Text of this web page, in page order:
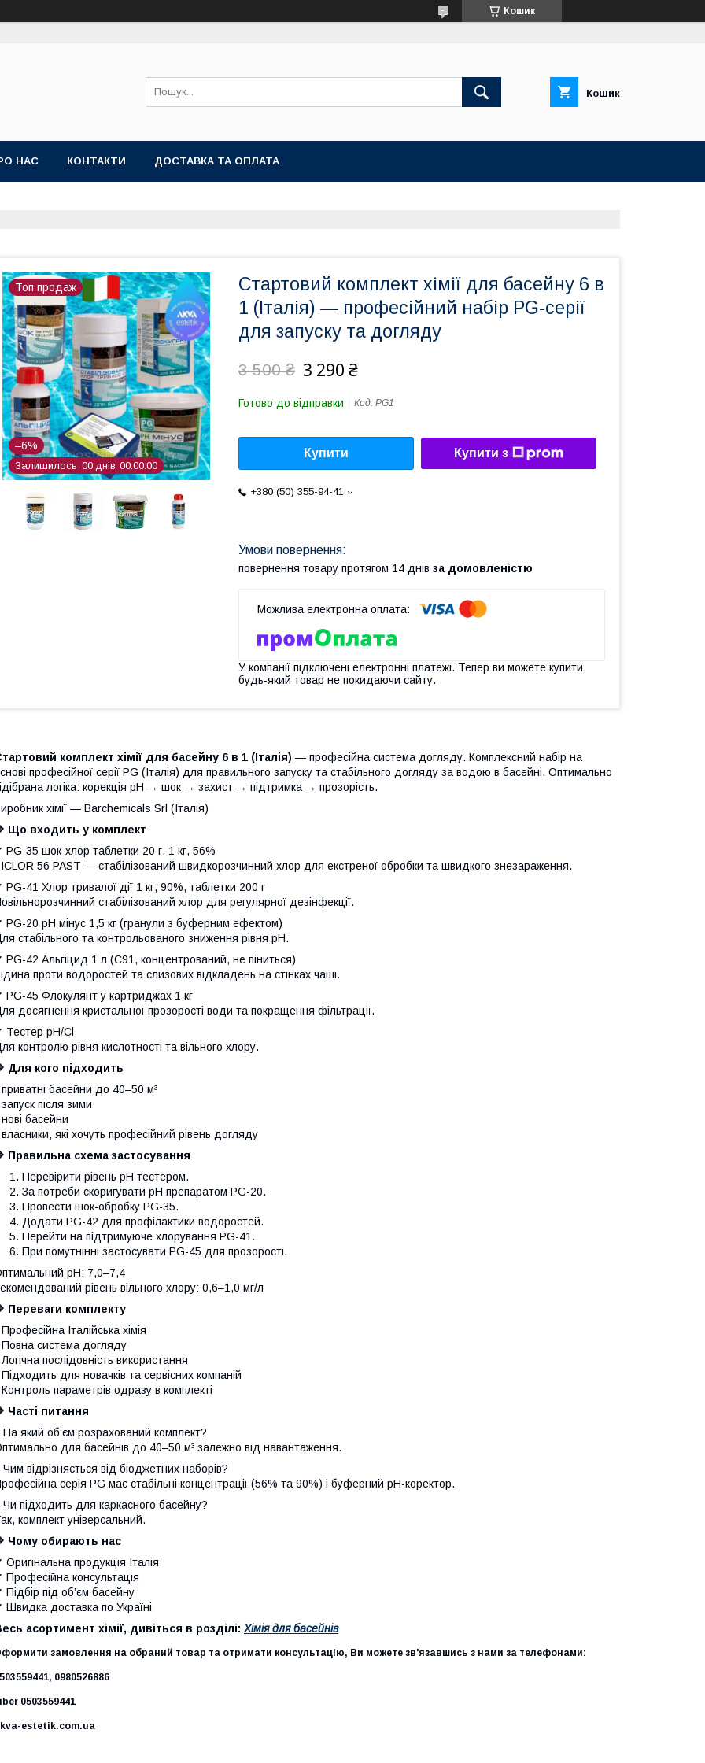
Кошик
Кошик
НАС КОНТАКТИ ДОСТАВКА ТА ОПЛАТА
Топ продаж
–6%
Залишилось 00 днів 00 00 00
Стартовий комплект хімії для басейну 6 в
1 (Італія) — професійний набір PG-серії
для запуску та догляду
3 500 ₴ 3 290 ₴
Готово до відправки Код: PG1
Купити Купити з
+380 (50) 355-94-41
повернення товару протягом 14 днів за домовленістю
У компанії підключені електронні платежі. Тепер ви можете купити
будь-який товар не покидаючи сайту.
комплект хімії для басейну 6 в 1 (Італія) — професійна система догляду. Комплексний набір на
професійної серії PG (Італія) для правильного запуску та стабільного догляду за водою в басейні. Оптимально
логіка: корекція pH → шок → захист → підтримка → прозорість.
хімії — Barchemicals Srl (Італія)
Що входить у комплект
PG-35 шок-хлор таблетки 20 г, 1 кг, 56%
56 PAST — стабілізований швидкорозчинний хлор для екстреної обробки та швидкого знезараження.
PG-41 Хлор тривалої дії 1 кг, 90%, таблетки 200 г
стабілізований хлор для регулярної дезінфекції.
PG-20 pH мінус 1,5 кг (гранули з буферним ефектом)
стабільного та контрольованого зниження рівня pH.
PG-42 Альгіцид 1 л (С91, концентрований, не піниться)
проти водоростей та слизових відкладень на стінках чаші.
PG-45 Флокулянт у картриджах 1 кг
досягнення кристальної прозорості води та покращення фільтрації.
Тестер pH/Cl
контролю рівня кислотності та вільного хлору.
Для кого підходить
приватні басейни до 40–50 м³
запуск після зими
нові басейни
власники, які хочуть професійний рівень догляду
Правильна схема застосування
Перевірити рівень pH тестером.
За потреби скоригувати pH препаратом PG-20.
Провести шок-обробку PG-35.
Додати PG-42 для профілактики водоростей.
Перейти на підтримуюче хлорування PG-41.
При помутнінні застосувати PG-45 для прозорості.
pH: 7,0–7,4
рівень вільного хлору: 0,6–1,0 мг/л
Переваги комплекту
Професійна Італійська хімія
Повна система догляду
Логічна послідовність використання
Підходить для новачків та сервісних компаній
Контроль параметрів одразу в комплекті
Часті питання
На який об’єм розрахований комплект?
для басейнів до 40–50 м³ залежно від навантаження.
Чим відрізняється від бюджетних наборів?
серія PG має стабільні концентрації (56% та 90%) і буферний pH-коректор.
Чи підходить для каркасного басейну?
комплект універсальний.
Чому обирають нас
Оригінальна продукція Італія
Професійна консультація
Підбір під об’єм басейну
Швидка доставка по Україні
асортимент хімії, дивіться в розділі: Хімія для басейнів
замовлення на обраний товар та отримати консультацію, Ви можете зв'язавшись з нами за телефонами:
0980526886
0503559441
estetik.com.ua